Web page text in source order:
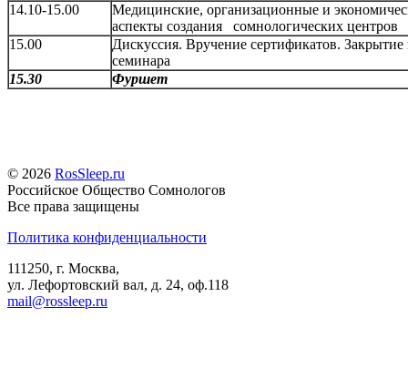
14.10-15.00
Медицинские, организационные и
аспекты создания сомнологических центров
15.00
Дискуссия. Вручение сертификатов.
семинара
15.30
Фуршет
© 2026 RosSleep.ru
Российское Общество Сомнологов
Все права защищены
Политика конфиденциальности
111250, г. Москва,
ул. Лефортовский вал, д. 24, оф.118
mail@rossleep.ru